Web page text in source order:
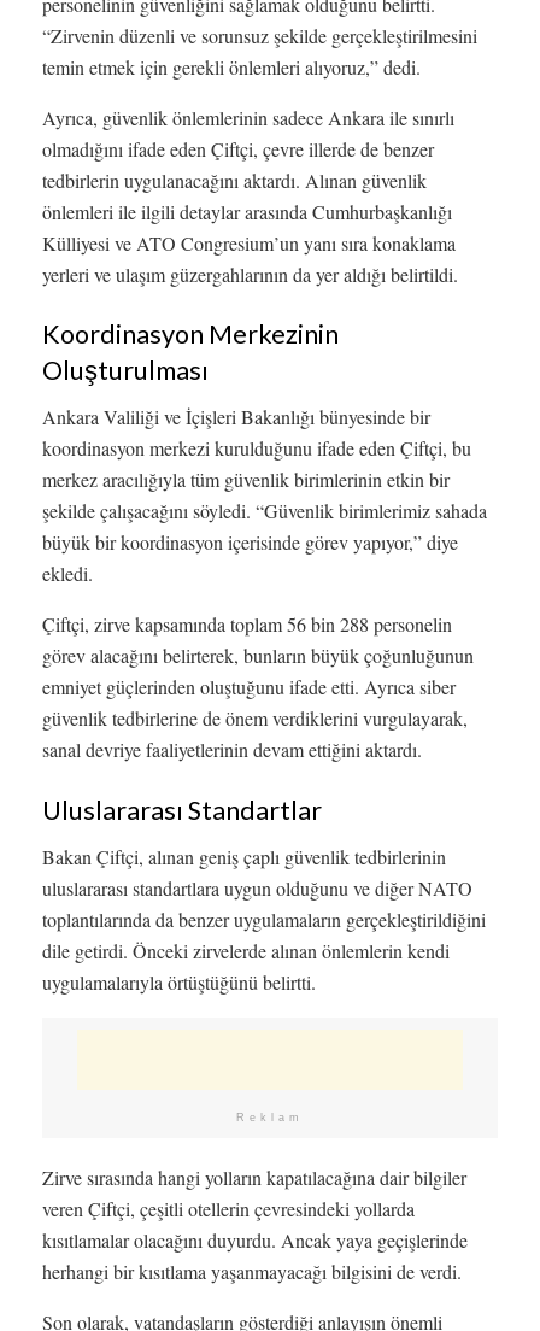
“Zirvenin düzenli ve sorunsuz şekilde gerçekleştirilmesini
temin etmek için gerekli önlemleri alıyoruz,” dedi.
Ayrıca, güvenlik önlemlerinin sadece Ankara ile sınırlı
olmadığını ifade eden Çiftçi, çevre illerde de benzer
tedbirlerin uygulanacağını aktardı. Alınan güvenlik
önlemleri ile ilgili detaylar arasında Cumhurbaşkanlığı
Külliyesi ve ATO Congresium’un yanı sıra konaklama
yerleri ve ulaşım güzergahlarının da yer aldığı belirtildi.
Koordinasyon Merkezinin
Oluşturulması
Ankara Valiliği ve İçişleri Bakanlığı bünyesinde bir
koordinasyon merkezi kurulduğunu ifade eden Çiftçi, bu
merkez aracılığıyla tüm güvenlik birimlerinin etkin bir
şekilde çalışacağını söyledi. “Güvenlik birimlerimiz sahada
büyük bir koordinasyon içerisinde görev yapıyor,” diye
ekledi.
Çiftçi, zirve kapsamında toplam 56 bin 288 personelin
görev alacağını belirterek, bunların büyük çoğunluğunun
emniyet güçlerinden oluştuğunu ifade etti. Ayrıca siber
güvenlik tedbirlerine de önem verdiklerini vurgulayarak,
sanal devriye faaliyetlerinin devam ettiğini aktardı.
Uluslararası Standartlar
Bakan Çiftçi, alınan geniş çaplı güvenlik tedbirlerinin
uluslararası standartlara uygun olduğunu ve diğer NATO
toplantılarında da benzer uygulamaların gerçekleştirildiğini
dile getirdi. Önceki zirvelerde alınan önlemlerin kendi
uygulamalarıyla örtüştüğünü belirtti.
Reklam
Zirve sırasında hangi yolların kapatılacağına dair bilgiler
veren Çiftçi, çeşitli otellerin çevresindeki yollarda
kısıtlamalar olacağını duyurdu. Ancak yaya geçişlerinde
herhangi bir kısıtlama yaşanmayacağı bilgisini de verdi.
Son olarak, vatandaşların gösterdiği anlayışın önemli